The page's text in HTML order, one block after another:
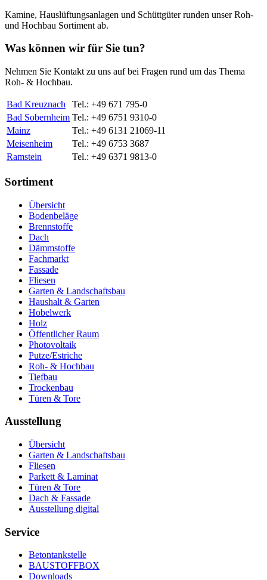
Kamine, Hauslüftungsanlagen und Schüttgüter runden unser Roh-
und Hochbau Sortiment ab.
Was können wir für Sie tun?
Nehmen Sie Kontakt zu uns auf bei Fragen rund um das Thema
Roh- & Hochbau.
Bad Kreuznach
Tel.: +49 671 795-0
Bad Sobernheim Tel.: +49 6751 9310-0
Mainz
Tel.: +49 6131 21069-11
Meisenheim
Tel.: +49 6753 3687
Ramstein
Tel.: +49 6371 9813-0
Sortiment
Übersicht
Bodenbeläge
Brennstoffe
Dach
Dämmstoffe
Fachmarkt
Fassade
Fliesen
Garten & Landschaftsbau
Haushalt & Garten
Hobelwerk
Holz
Öffentlicher Raum
Photovoltaik
Putze/Estriche
Roh- & Hochbau
Tiefbau
Trockenbau
Türen & Tore
Ausstellung
Übersicht
Garten & Landschaftsbau
Fliesen
Parkett & Laminat
Türen & Tore
Dach & Fassade
Ausstellung digital
Service
Betontankstelle
BAUSTOFFBOX
Downloads